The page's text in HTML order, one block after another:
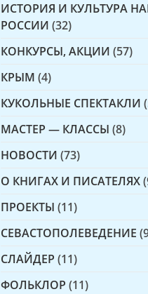
ИСТОРИЯ И КУЛЬТУРА
РОССИИ (32)
КОНКУРСЫ, АКЦИИ (57)
КРЫМ (4)
КУКОЛЬНЫЕ СПЕКТАКЛИ
МАСТЕР — КЛАССЫ (8)
НОВОСТИ (73)
О КНИГАХ И ПИСАТЕЛЯХ
ПРОЕКТЫ (11)
СЕВАСТОПОЛЕВЕДЕНИЕ
СЛАЙДЕР (11)
ФОЛЬКЛОР (11)